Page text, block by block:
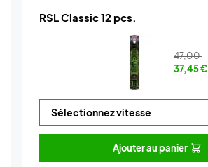
RSL Classic 12 pcs.
47,00
37,45€
Ajouter au panier